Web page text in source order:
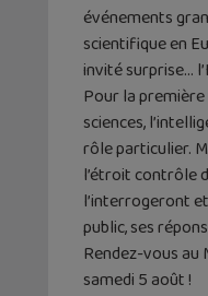
événements
scientifique en
invité surprise…
Pour la
sciences,
rôle particulier.
l’étroit contrôle
l’interrogeront
public, ses
Rendez-vous au
samedi 5 août !